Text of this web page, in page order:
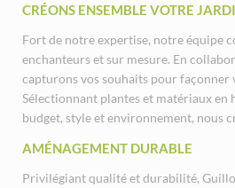
CRÉONS ENSEMBLE VOTRE
Fort de notre expertise, notre équipe
enchanteurs et sur mesure. En
capturons vos souhaits pour façonner
Sélectionnant plantes et matériaux en
budget, style et environnement, nous
AMÉNAGEMENT DURABLE
Privilégiant qualité et durabilité,